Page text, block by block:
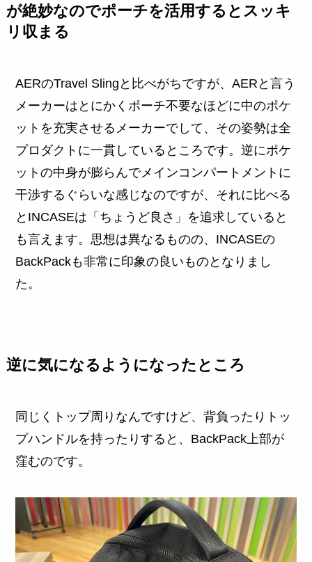
が絶妙なのでポーチを活用するとスッキ
リ収まる
AERのTravel Slingと比べがちですが、AERと言う
メーカーはとにかくポーチ不要なほどに中のポケ
ットを充実させるメーカーでして、その姿勢は全
プロダクトに一貫しているところです。逆にポケ
ットの中身が膨らんでメインコンパートメントに
干渉するぐらいな感じなのですが、それに比べる
とINCASEは「ちょうど良さ」を追求していると
も言えます。思想は異なるものの、INCASEの
BackPackも非常に印象の良いものとなりまし
た。
逆に気になるようになったところ
同じくトップ周りなんですけど、背負ったりトッ
プハンドルを持ったりすると、BackPack上部が
窪むのです。